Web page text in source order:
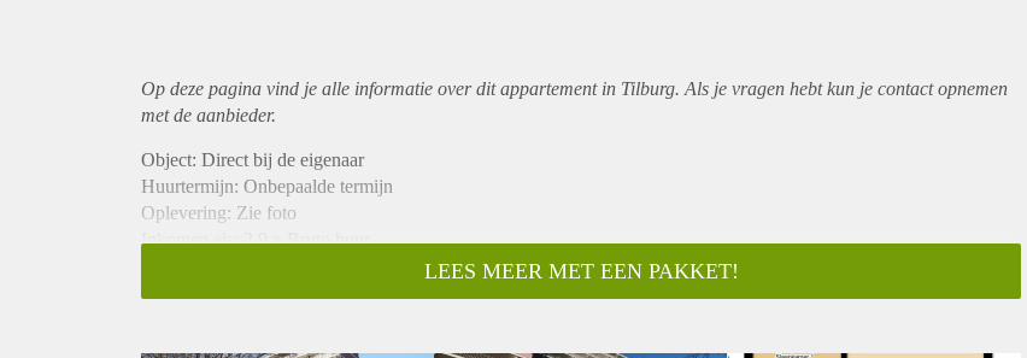
Op deze pagina vind je alle informatie over ditappartementin Tilburg. Als je vragen hebt kun je contact opnemen
met de aanbieder.
Object: Direct bij de eigenaar
Huurtermijn: Onbepaalde termijn
Oplevering: Zie foto
Inkomen eis: 2,9 x Bruto huur
Borg: 1 Maand
LEES MEER MET EEN PAKKET!